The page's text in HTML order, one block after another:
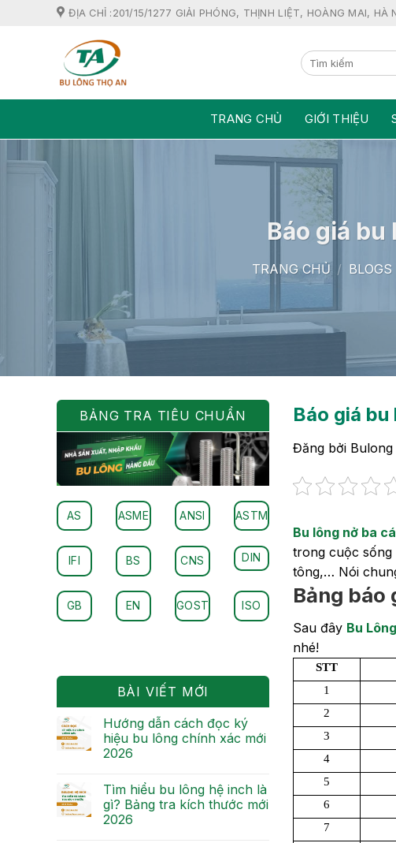
ĐỊA CHỈ :201/15/1277 GIẢI PHÓNG, THỊNH LIỆT, HOÀNG MAI, HÀ
TRANG CHỦ GIỚI THIỆU
Báo giá bu
TRANG CHỦ / BLOGS
Báo giá
Đăng bởi
Bu lông nở ba
trong cuộc sống
tông,… Nói
Bảng báo
Sau đây Bu
nhé!
STT
1
2
3
4
5
6
7
BẢNG TRA TIÊU CHUẨN
AS ASME ANSI ASTM
IFI BS CNS DIN
GB EN GOST ISO
BÀI VIẾT MỚI
Hướng dẫn cách đọc ký
hiệu bu lông chính xác mới
2026
Tìm hiểu bu lông hệ inch là
gì? Bảng tra kích thước mới
2026